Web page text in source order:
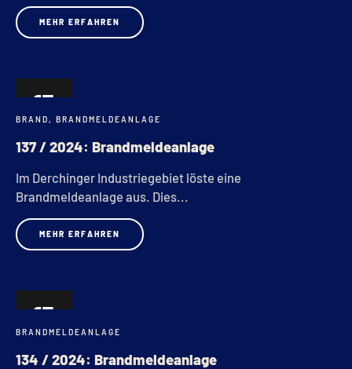
MEHR ERFAHREN
13
NOV.
BRAND, BRANDMELDEANLAGE
137 / 2024: Brandmeldeanlage
Im Derchinger Industriegebiet löste eine
Brandmeldeanlage aus. Dies...
MEHR ERFAHREN
13
OKT.
BRANDMELDEANLAGE
134 / 2024: Brandmeldeanlage